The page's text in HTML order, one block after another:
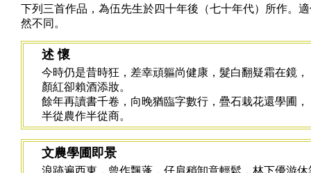
下列三首作品，為伍先生於四十年後（七十年代）所作。
然不同。
述 懷
今時仍是昔時狂，差幸頑軀尚健康，髮白翻疑霜在鏡，
顏紅卻賴酒添妝。
餘年再讀書千卷，向晚猶臨字數行，疊石栽花還學圃，
半從農作半從商。
文農學圃即景
浪跡遍西東，曾作飄蓬，仔肩稍卸意輕鬆，林下優游休